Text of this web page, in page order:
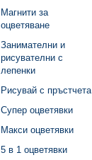
Магнити за
оцветяване
Занимателни и
рисувателни с
лепенки
Рисувай с пръстчета
Супер оцветявки
Макси оцветявки
5 в 1 оцветявки